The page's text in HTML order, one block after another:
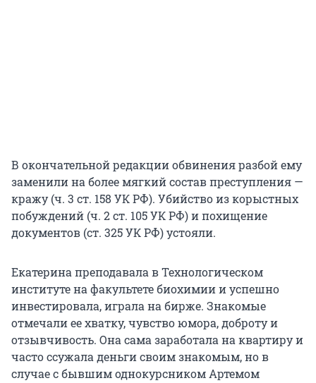
В окончательной редакции обвинения разбой ему
заменили на более мягкий состав преступления —
кражу (ч. 3 ст. 158 УК РФ). Убийство из корыстных
побуждений (ч. 2 ст. 105 УК РФ) и похищение
документов (ст. 325 УК РФ) устояли.
Екатерина преподавала в Технологическом
институте на факультете биохимии и успешно
инвестировала, играла на бирже. Знакомые
отмечали ее хватку, чувство юмора, доброту и
отзывчивость. Она сама заработала на квартиру и
часто ссужала деньги своим знакомым, но в
случае с бывшим однокурсником Артемом